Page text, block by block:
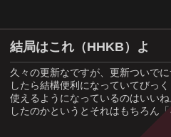
結局はこれ（HHKB）よ
久々の更新なですが、更新ついで
したら結構便利になっていてびっ
使えるようになっているのはいい
したのかというとそれはもちろん